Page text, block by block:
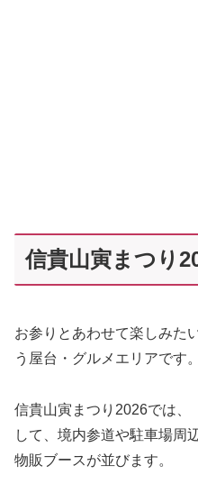
信貴山寅まつり
お参りとあわせて楽しみた
う屋台・グルメエリアです。
信貴山寅まつり2026では、
して、境内参道や駐車場周
物販ブースが並びます。